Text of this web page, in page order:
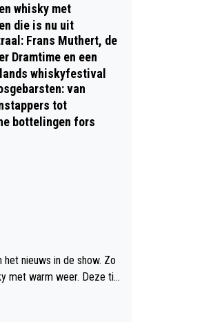
whisky met
die is nu uit
Frans Muthert, de
Dramtime en een
whiskyfestival
van
tot
bottelingen fors
nieuws in de show. Zo
met warm weer. Deze tip